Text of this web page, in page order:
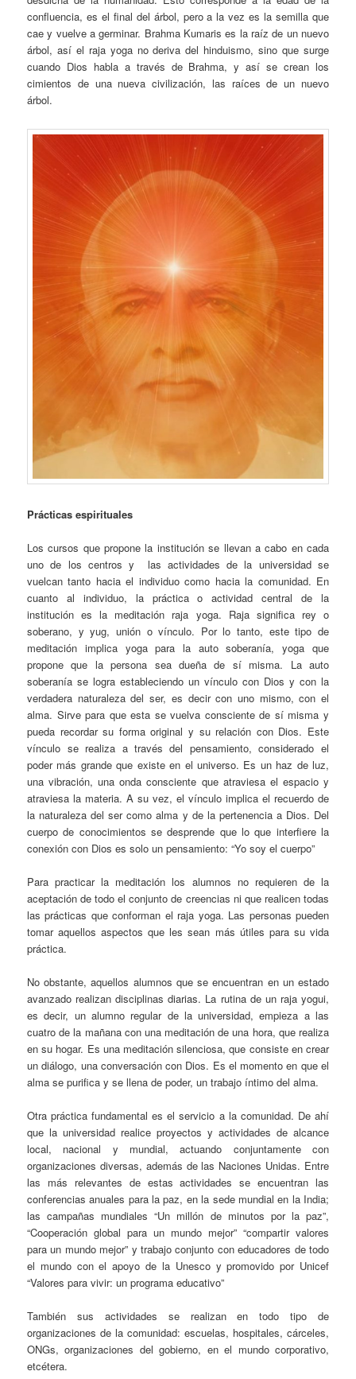
confluencia, es el final del árbol, pero a la vez es la semilla que
cae y vuelve a germinar. Brahma Kumaris es la raíz de un nuevo
árbol, así el raja yoga no deriva del hinduismo, sino que surge
cuando Dios habla a través de Brahma, y así se crean los
cimientos de una nueva civilización, las raíces de un nuevo
árbol.
Prácticas espirituales
Los cursos que propone la institución se llevan a cabo en cada
uno de los centros y las actividades de la universidad se
vuelcan tanto hacia el individuo como hacia la comunidad. En
cuanto al individuo, la práctica o actividad central de la
institución es la meditación raja yoga. Raja significa rey o
soberano, y yug, unión o vínculo. Por lo tanto, este tipo de
meditación implica yoga para la auto soberanía, yoga que
propone que la persona sea dueña de sí misma. La auto
soberanía se logra estableciendo un vínculo con Dios y con la
verdadera naturaleza del ser, es decir con uno mismo, con el
alma. Sirve para que esta se vuelva consciente de sí misma y
pueda recordar su forma original y su relación con Dios. Este
vínculo se realiza a través del pensamiento, considerado el
poder más grande que existe en el universo. Es un haz de luz,
una vibración, una onda consciente que atraviesa el espacio y
atraviesa la materia. A su vez, el vínculo implica el recuerdo de
la naturaleza del ser como alma y de la pertenencia a Dios. Del
cuerpo de conocimientos se desprende que lo que interfiere la
conexión con Dios es solo un pensamiento: “Yo soy el cuerpo”
Para practicar la meditación los alumnos no requieren de la
aceptación de todo el conjunto de creencias ni que realicen todas
las prácticas que conforman el raja yoga. Las personas pueden
tomar aquellos aspectos que les sean más útiles para su vida
práctica.
No obstante, aquellos alumnos que se encuentran en un estado
avanzado realizan disciplinas diarias. La rutina de un raja yogui,
es decir, un alumno regular de la universidad, empieza a las
cuatro de la mañana con una meditación de una hora, que realiza
en su hogar. Es una meditación silenciosa, que consiste en crear
un diálogo, una conversación con Dios. Es el momento en que el
alma se purifica y se llena de poder, un trabajo íntimo del alma.
Otra práctica fundamental es el servicio a la comunidad. De ahí
que la universidad realice proyectos y actividades de alcance
local, nacional y mundial, actuando conjuntamente con
organizaciones diversas, además de las Naciones Unidas. Entre
las más relevantes de estas actividades se encuentran las
conferencias anuales para la paz, en la sede mundial en la India;
las campañas mundiales “Un millón de minutos por la paz”,
“Cooperación global para un mundo mejor” “compartir valores
para un mundo mejor” y trabajo conjunto con educadores de todo
el mundo con el apoyo de la Unesco y promovido por Unicef
“Valores para vivir: un programa educativo”
También sus actividades se realizan en todo tipo de
organizaciones de la comunidad: escuelas, hospitales, cárceles,
ONGs, organizaciones del gobierno, en el mundo corporativo,
etcétera.